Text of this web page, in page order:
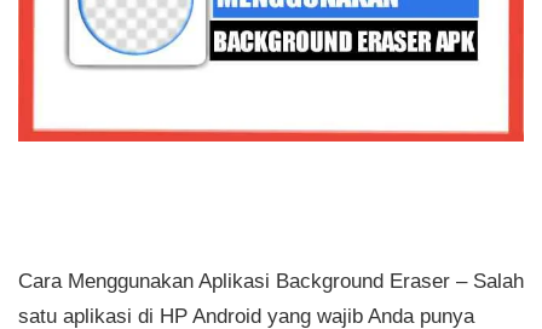
Cara Menggunakan Aplikasi Background Eraser – Salah
satu aplikasi di HP Android yang wajib Anda punya